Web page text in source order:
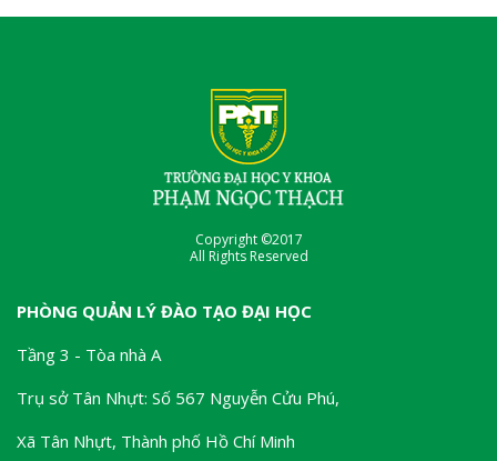
Copyright ©2017
All Rights Reserved
PHÒNG QUẢN LÝ ĐÀO TẠO ĐẠI HỌC
Tầng 3 - Tòa nhà A
Trụ sở Tân Nhựt: Số 567 Nguyễn Cửu Phú,
Xã Tân Nhựt, Thành phố Hồ Chí Minh